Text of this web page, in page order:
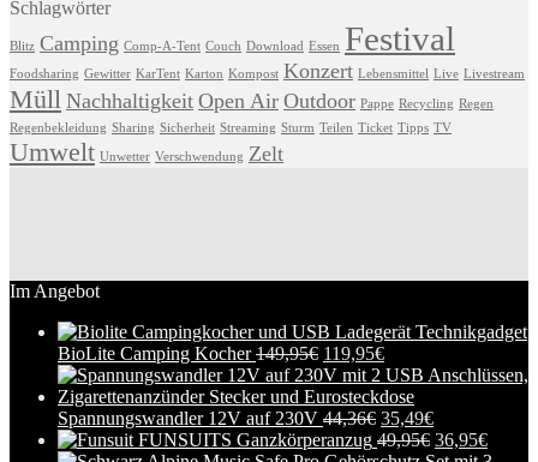
Schlagwörter
Blitz Camping Comp-A-Tent Couch Download Essen Festival
Foodsharing Gewitter KarTent Karton Kompost Konzert Lebensmittel Live Livestream
Müll Nachhaltigkeit Open Air Outdoor Pappe Recycling Regen
Regenbekleidung Sharing Sicherheit Streaming Sturm Teilen Ticket Tipps TV
Umwelt Unwetter Verschwendung Zelt
Im Angebot
BioLite Camping Kocher 149,95€ 119,95€
Spannungswandler 12V auf 230V 44,36€ 35,49€
FUNSUITS Ganzkörperanzug 49,95€ 36,95€